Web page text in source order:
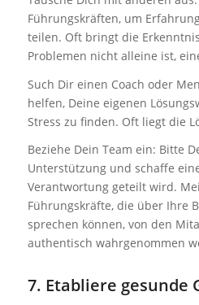
Führungskräften, um
teilen. Oft bringt die
Problemen nicht alleine ist,
Such Dir einen Coach oder
helfen, Deine eigenen
Stress zu finden. Oft liegt die
Beziehe Dein Team ein: Bitte
Unterstützung und schaffe
Verantwortung geteilt wird.
Führungskräfte, die über Ihre
sprechen können, von den
authentisch wahrgenommen
7. Etabliere gesunde